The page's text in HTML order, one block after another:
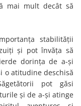
mai mult decât să
stabilității
și pot învăța să
dorința de a-și
o atitudine deschisă
pot găsi
și de a-și atinge